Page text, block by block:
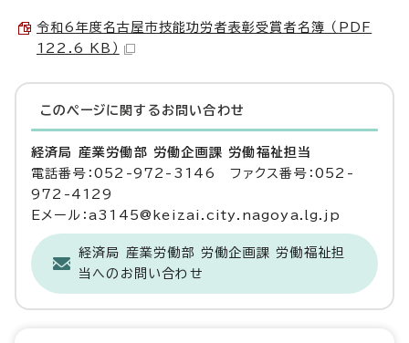
令和6年度名古屋市技能功労者表彰受賞者名簿 （PDF
122.6 KB）
このページに関する お問い合わせ
経済局 産業労働部 労働企画課 労働福祉担当
電話番号：052-972-3146 ファクス番号：052-
972-4129
Eメール：a3145@keizai.city.nagoya.lg.jp
経済局 産業労働部 労働企画課 労働福祉担
当へのお問い合わせ